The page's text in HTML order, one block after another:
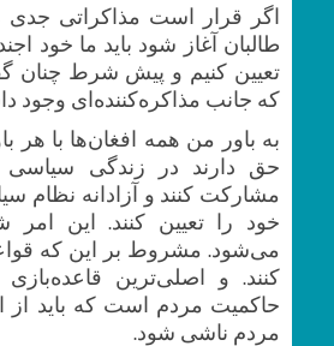
اگر قرار است مذاکراتی جدی
طالبان آغاز شود باید ما خود
تعیین کنیم و پیش شرط چنان
که جانب مذاکره‌کننده‌ای وجود
به باور من همه افغان‌ها با هر
حق دارند در زندگی سیاسی
مشارکت کنند و آزادانه نظام
خود را تعیین کنند. این امر
می‌شود. مشروط بر این که
کنند. و اصلی‌ترین
حاکمیت مردم است که باید از
مردم ناشی شود.